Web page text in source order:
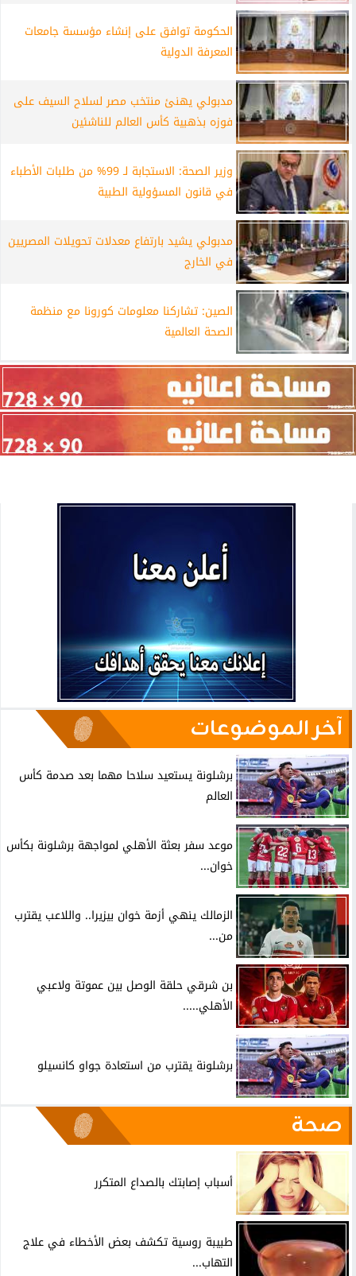
الحكومة توافق على إنشاء مؤسسة جامعات
المعرفة الدولية
مدبولي يهنئ منتخب مصر لسلاح السيف على
فوزه بذهبية كأس العالم للناشئين
وزير الصحة: الاستجابة لـ 99% من طلبات الأطباء
في قانون المسؤولية الطبية
مدبولي يشيد بارتفاع معدلات تحويلات المصريين
في الخارج
الصين: تشاركنا معلومات كورونا مع منظمة
الصحة العالمية
آخر الموضوعات
برشلونة يستعيد سلاحا مهما بعد صدمة كأس
العالم
موعد سفر بعثة الأهلي لمواجهة برشلونة بكأس
خوان...
الزمالك ينهي أزمة خوان بيزيرا.. واللاعب يقترب
من...
بن شرقي حلقة الوصل بين عموتة ولاعبي
الأهلي.....
برشلونة يقترب من استعادة جواو كانسيلو
صحة
أسباب إصابتك بالصداع المتكرر
طبيبة روسية تكشف بعض الأخطاء في علاج
التهاب...